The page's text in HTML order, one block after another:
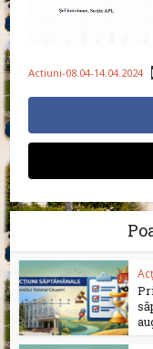
Actiuni-08.04-14.04.2024